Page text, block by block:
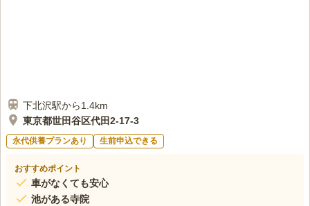
下北沢駅から1.4km
東京都世田谷区代田2-17-3
永代供養プランあり 生前申込できる
おすすめポイント
車がなくても安心
池がある寺院